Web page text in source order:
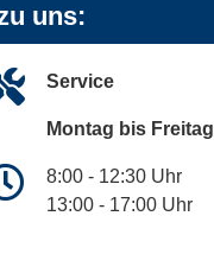
uns:
Service
Montag bis Freitag
8:00 - 12:30 Uhr
13:00 - 17:00 Uhr